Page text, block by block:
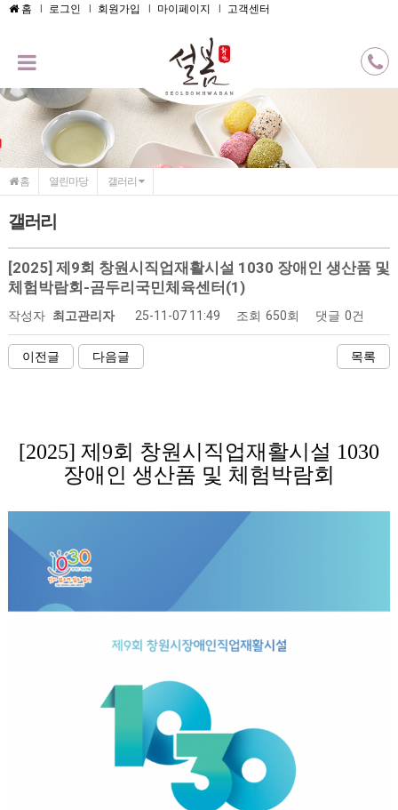
메인콘텐츠 바로가기
홈 로그인 회원가입 마이페이지 고객센터
홈 열린마당 갤러리
갤러리
[2025] 제9회 창원시직업재활시설 1030 장애인 생산품 및
체험박람회-곰두리국민체육센터(1)
작성자 최고관리자 25-11-07 11:49 조회 650회 댓글 0건
이전글 다음글 목록
[2025] 제9회 창원시직업재활시설 1030
장애인 생산품 및 체험박람회